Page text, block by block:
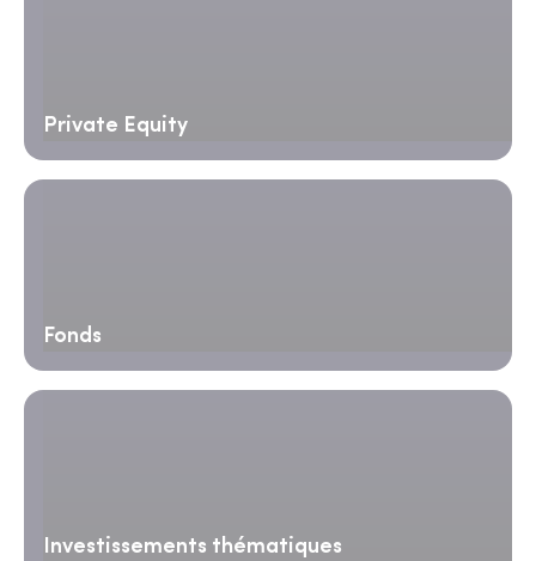
Private Equity
Fonds
Investissements thématiques